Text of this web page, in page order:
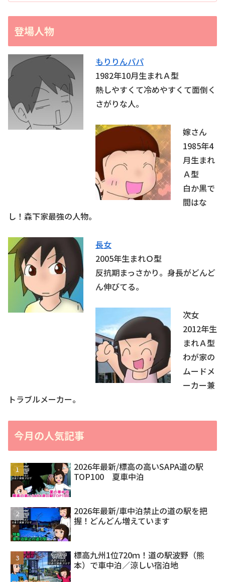
登場人物
もりりんパパ
1982年10月生まれＡ型
熱しやすくて冷めやすくて面倒く
さがりな人。
嫁さん
1985年4
月生まれ
Ａ型
白か黒で
間はな
し！森下家最強の人物。
長女
2005年生まれＯ型
反抗期まっさかり。身長がどんど
ん伸びてる。
次女
2012年生
まれＡ型
わが家の
ムードメ
ーカー兼
トラブルメーカー。
今月の人気記事
2026年最新/標高の高いSAPA道の駅
TOP100 夏車中泊
2026年最新/車中泊禁止の道の駅を把
握！どんどん増えています
標高九州1位720ｍ！道の駅波野（熊
本）で車中泊／涼しい宿泊地